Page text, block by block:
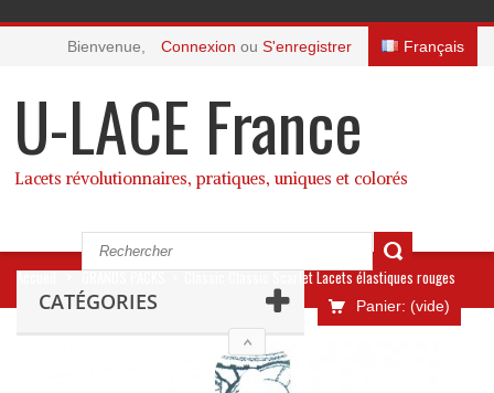
Français
Bienvenue, Connexion ou S'enregistrer
U-LACE France
Lacets révolutionnaires, pratiques, uniques et colorés
Panier: (vide)
CATÉGORIES
Accueil > GRANDS PACKS > Classic Classic Scarlet Lacets élastiques rouges